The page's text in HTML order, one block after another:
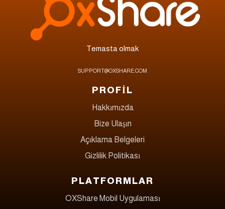
Temasta olmak
SUPPORT@OXSHARE.COM
PROFİL
Hakkımızda
Bize Ulaşın
Açıklama Belgeleri
Gizlilik Politikası
PLATFORMLAR
OXShare Mobil Uygulaması